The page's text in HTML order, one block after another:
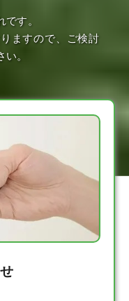
す。
ますので、ご検討
。